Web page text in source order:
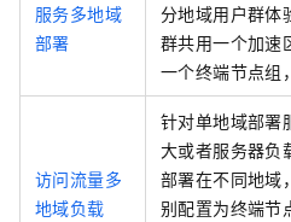
服务多地域
部署
分地域用户群体
群共用一个加速
一个终端节点组
访问流量多
地域负载
针对单地域部署
大或者服务器负
部署在不同地域
别配置为终端节